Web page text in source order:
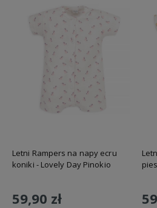
Letni Rampers na napy ecru
koniki - Lovely Day Pinokio
59,90 zł